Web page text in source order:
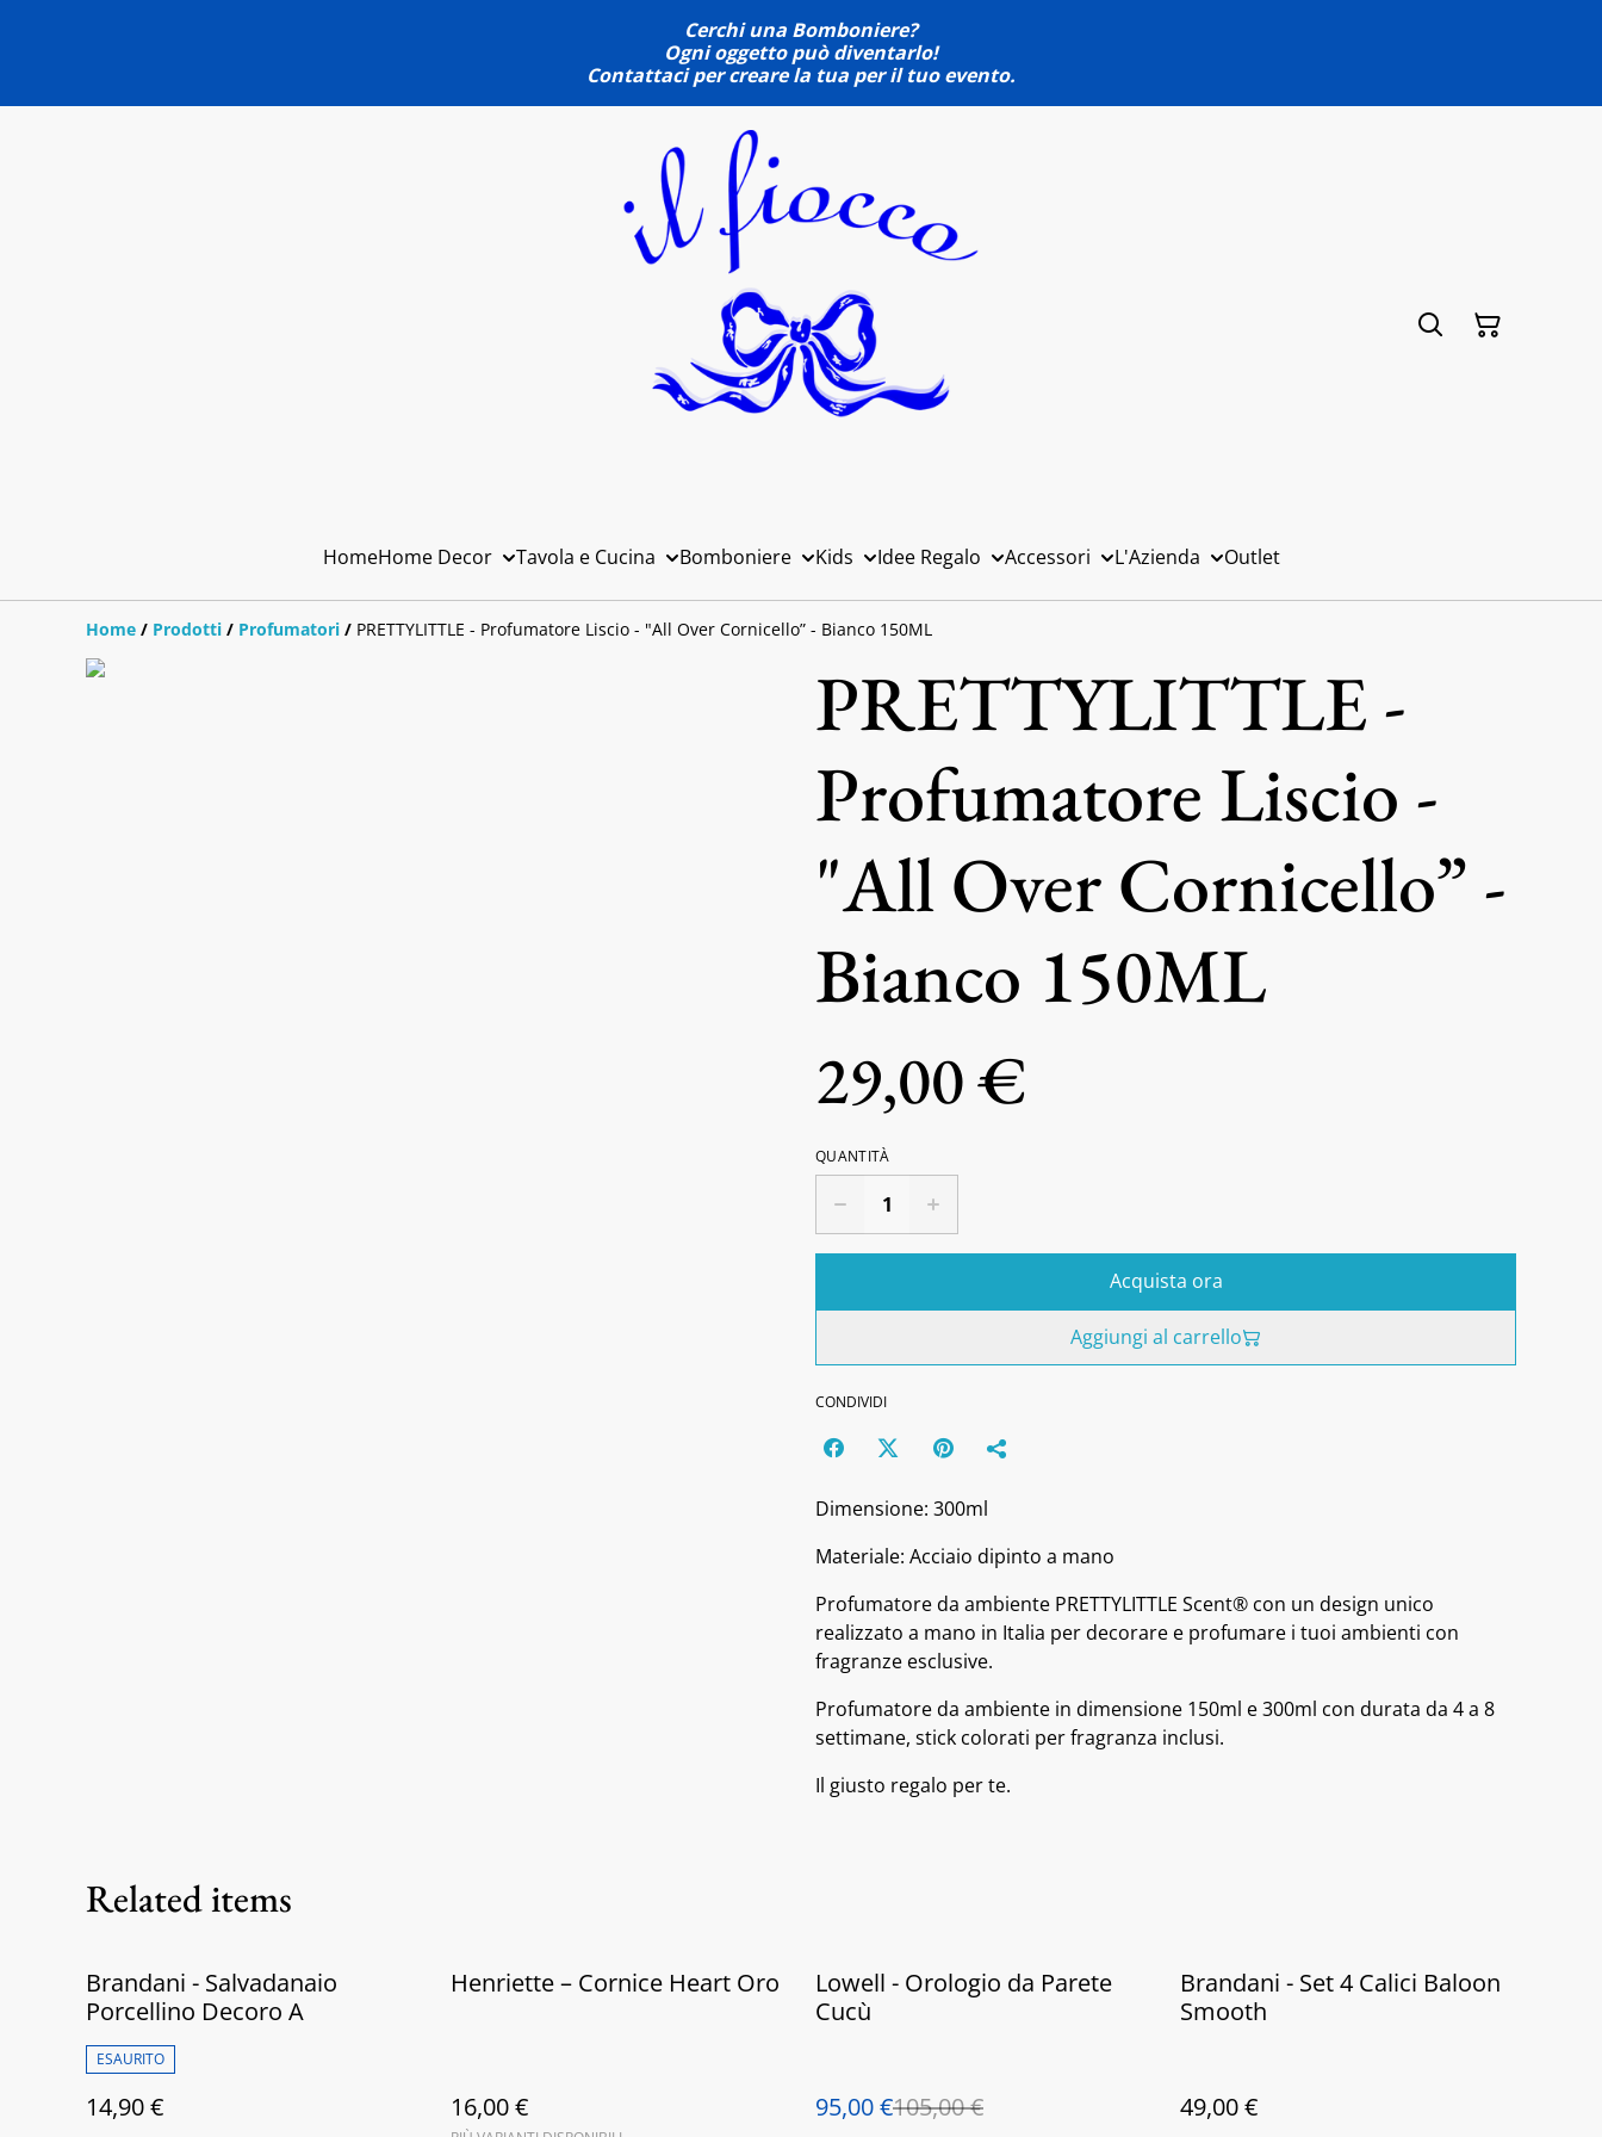
Cerchi una Bomboniere?
Ogni oggetto può diventarlo!
Contattaci per creare la tua per il tuo evento.
HomeHome Decor Tavola e Cucina Bomboniere Kids Idee Regalo Accessori L'Azienda Outlet
Home / Prodotti / Profumatori / PRETTYLITTLE - Profumatore Liscio - "All Over Cornicello” - Bianco 150ML
PRETTYLITTLE -
Profumatore Liscio -
"All Over Cornicello” -
Bianco 150ML
29,00 €
QUANTITÀ
Acquista ora
Aggiungi al carrello
CONDIVIDI
Dimensione: 300ml
Materiale: Acciaio dipinto a mano
Profumatore da ambiente PRETTYLITTLE Scent® con un design unico
realizzato a mano in Italia per decorare e profumare i tuoi ambienti con
fragranze esclusive.
Profumatore da ambiente in dimensione 150ml e 300ml con durata da 4 a 8
settimane, stick colorati per fragranza inclusi.
Il giusto regalo per te.
Related items
Brandani - Salvadanaio
Porcellino Decoro A
ESAURITO
14,90 €
Henriette – Cornice Heart Oro
16,00 €
%
Lowell - Orologio da Parete
Cucù
95,00 €105,00 €
Brandani - Set 4 Calici Baloon
Smooth
49,00 €